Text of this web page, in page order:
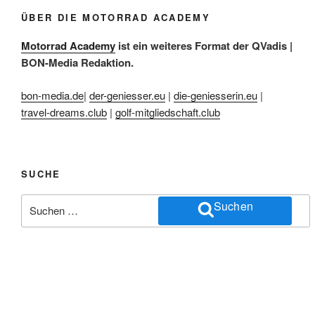
ÜBER DIE MOTORRAD ACADEMY
Motorrad Academy ist ein weiteres Format der QVadis |
BON-Media Redaktion.
bon-media.de| der-geniesser.eu | die-geniesserin.eu |
travel-dreams.club | golf-mitgliedschaft.club
SUCHE
nach:
Suchen